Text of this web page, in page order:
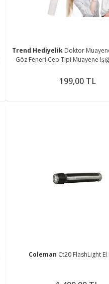
Trend Hediyelik Doktor
Göz Feneri Cep Tipi Muayene
199,00 TL
Coleman Ct20 FlashLight El